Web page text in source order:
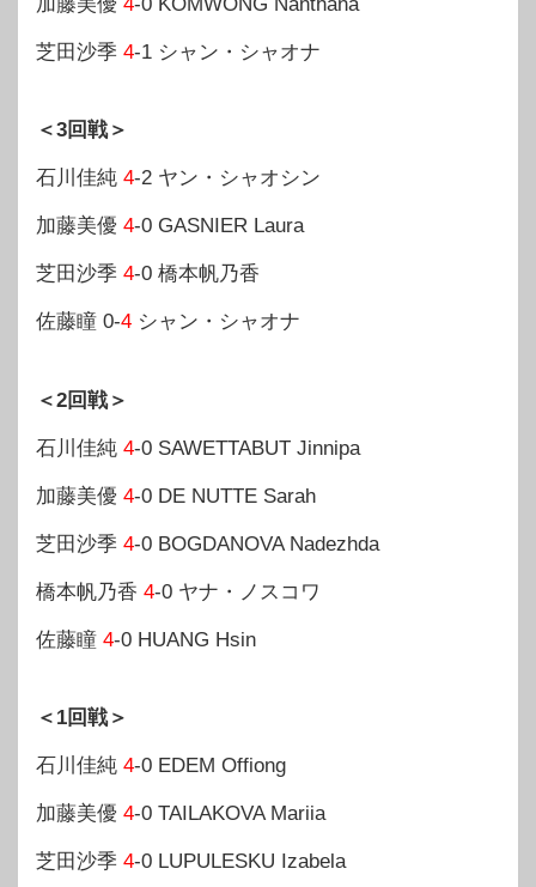
芝田沙季 4-1 シャン・シャオナ
＜3回戦＞
石川佳純 4-2 ヤン・シャオシン
加藤美優 4-0 GASNIER Laura
芝田沙季 4-0 橋本帆乃香
佐藤瞳 0-4 シャン・シャオナ
＜2回戦＞
石川佳純 4-0 SAWETTABUT Jinnipa
加藤美優 4-0 DE NUTTE Sarah
芝田沙季 4-0 BOGDANOVA Nadezhda
橋本帆乃香 4-0 ヤナ・ノスコワ
佐藤瞳 4-0 HUANG Hsin
＜1回戦＞
石川佳純 4-0 EDEM Offiong
加藤美優 4-0 TAILAKOVA Mariia
芝田沙季 4-0 LUPULESKU Izabela